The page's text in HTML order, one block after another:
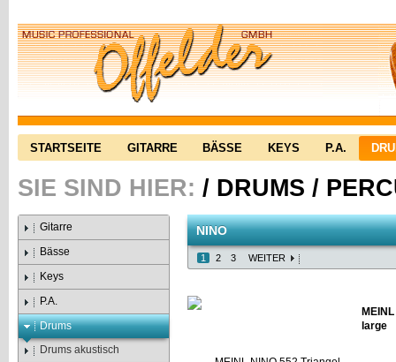
STARTSEITE GITARRE BÄSSE KEYS P.A.
SIE SIND HIER: / DRUMS /
Gitarre
Bässe
Keys
P.A.
Drums
Drums akustisch
NINO
1 2 3 WEITER
large